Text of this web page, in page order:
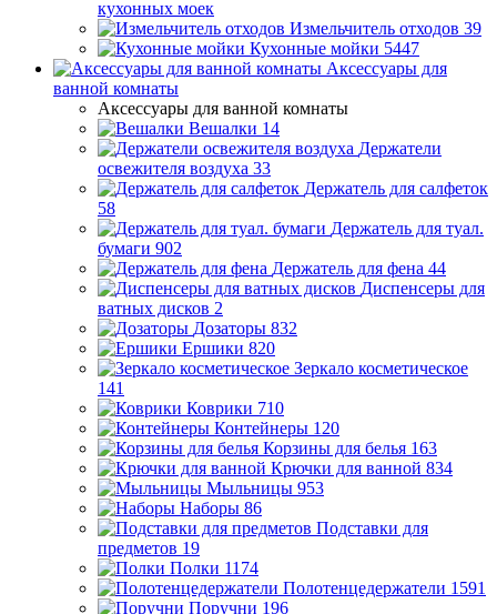
кухонных моек
Измельчитель отходов 39
Кухонные мойки 5447
Аксессуары для
ванной комнаты
Аксессуары для ванной комнаты
Вешалки 14
Держатели
освежителя воздуха 33
Держатель для салфеток
58
Держатель для туал.
бумаги 902
Держатель для фена 44
Диспенсеры для
ватных дисков 2
Дозаторы 832
Ершики 820
Зеркало косметическое
141
Коврики 710
Контейнеры 120
Корзины для белья 163
Крючки для ванной 834
Мыльницы 953
Наборы 86
Подставки для
предметов 19
Полки 1174
Полотенцедержатели 1591
Поручни 196